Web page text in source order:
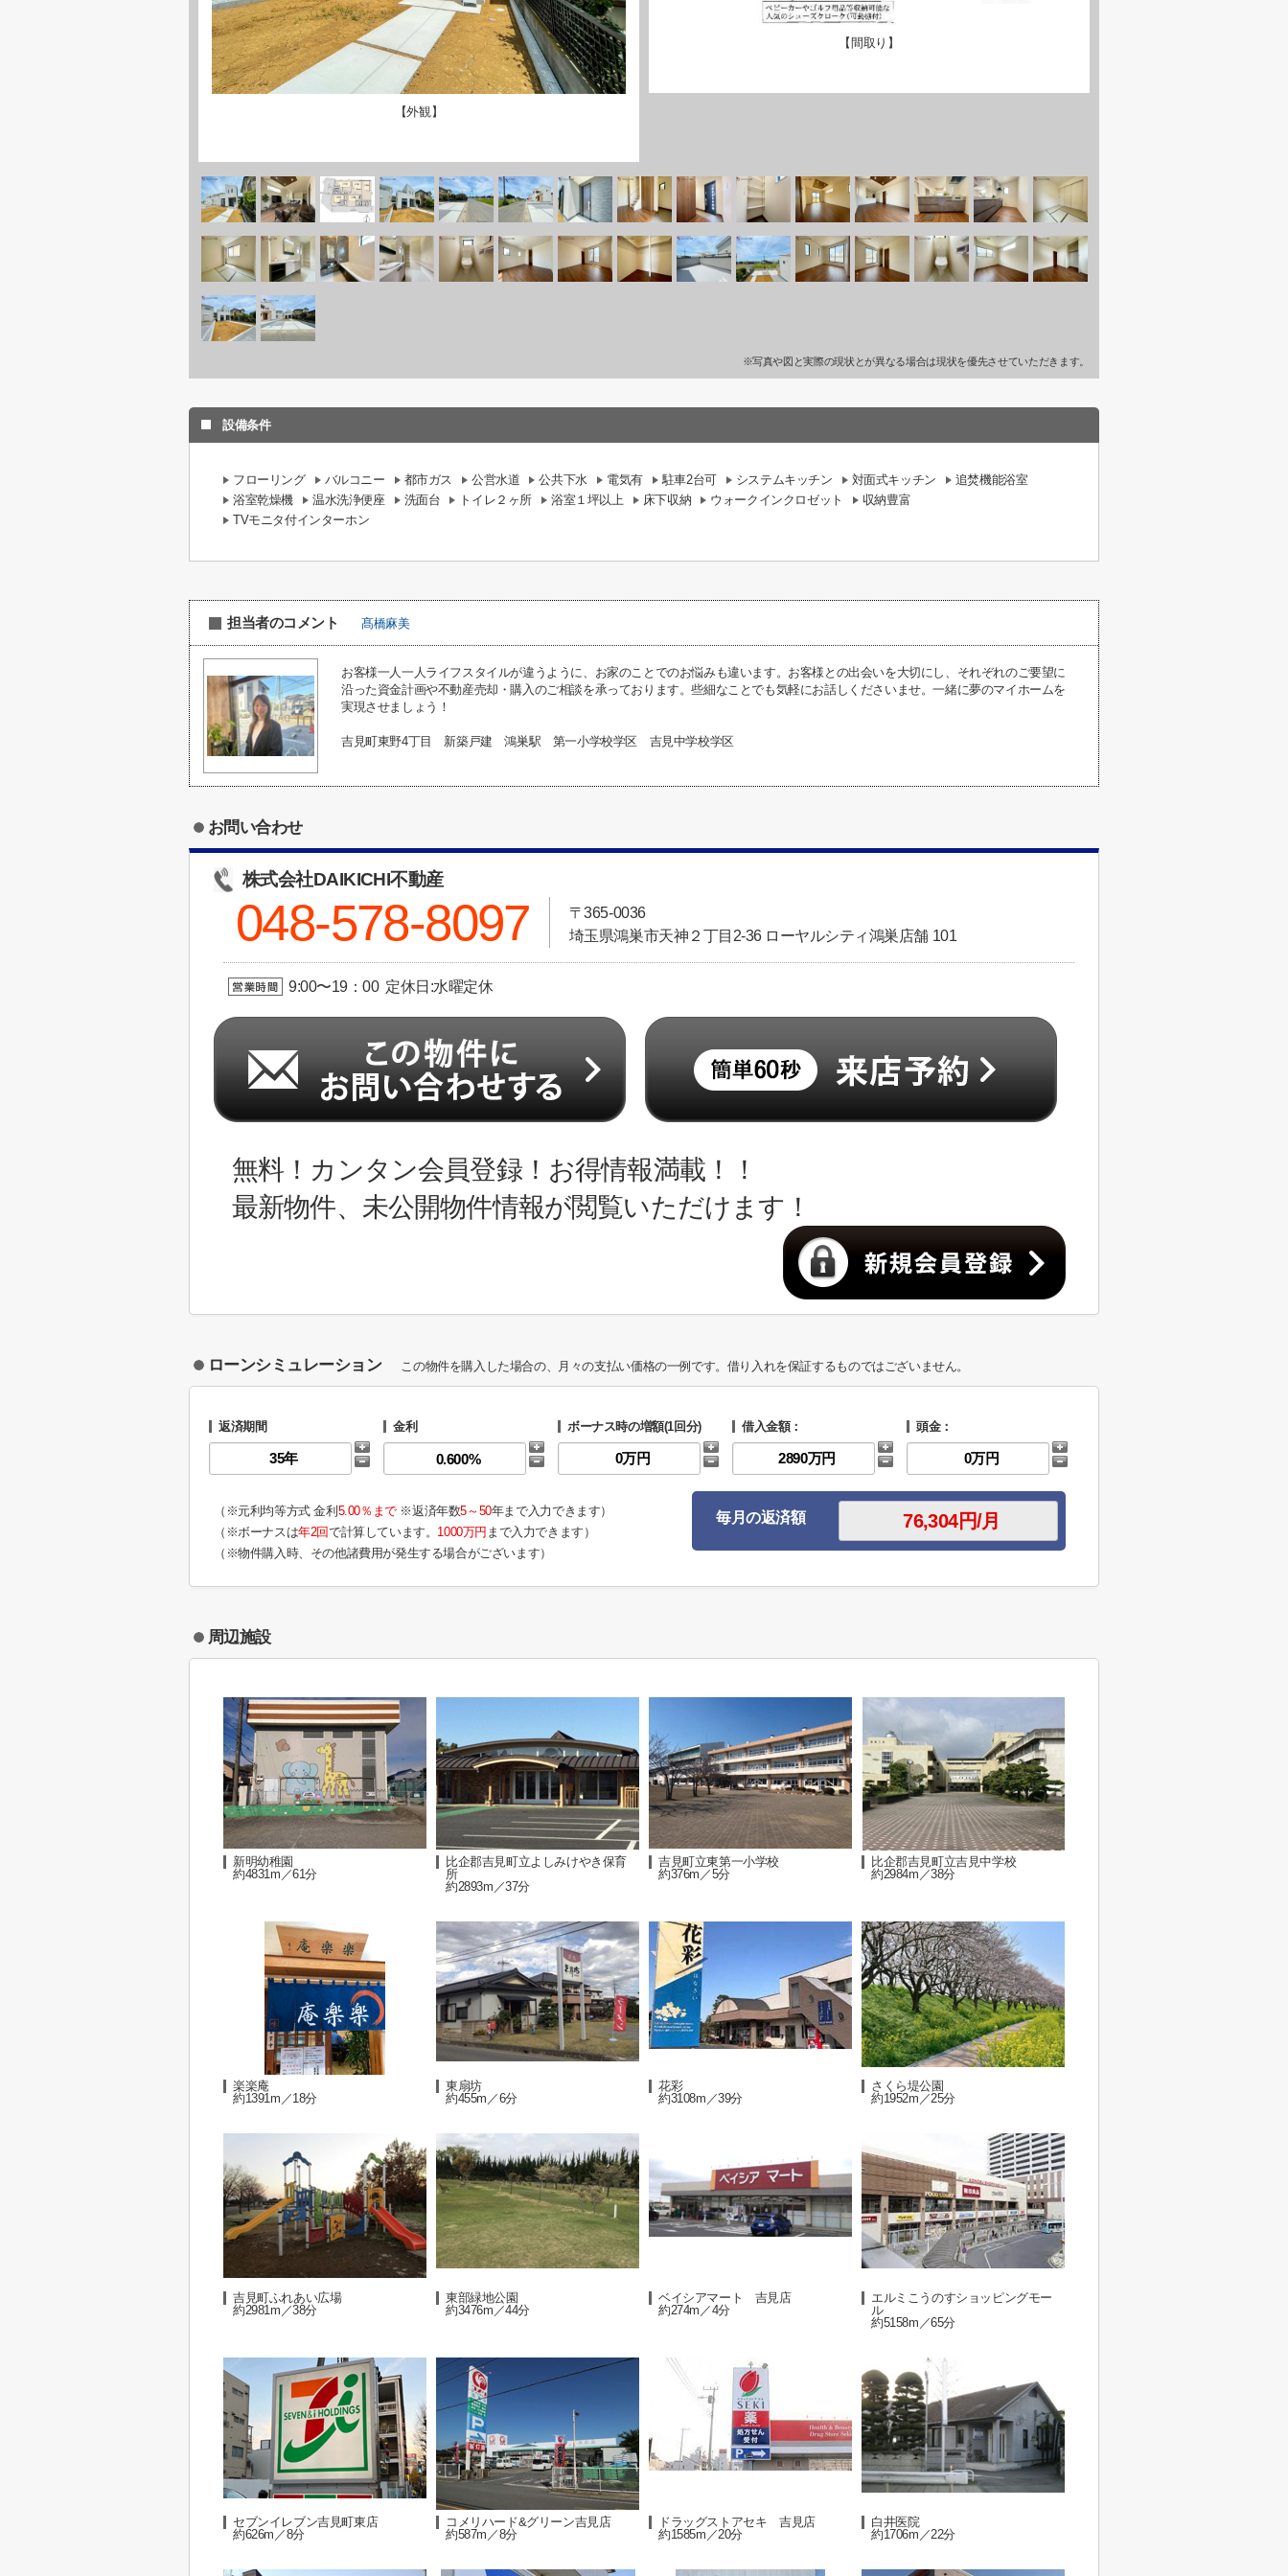
【外観】
【間取り】
※写真や図と実際の現状とが異なる場合は現状を優先させていただきます。
設備条件
フローリング バルコニー 都市ガス 公営水道 公共下水 電気有 駐車2台可 システムキッチン 対面式キッチン
追焚機能浴室
浴室乾燥機
温水洗浄便座 洗面台 トイレ２ヶ所 浴室１坪以上 床下収納 ウォークインクロゼット
収納豊富
TVモニタ付インターホン
担当者のコメント 髙橋麻美
お客様一人一人ライフスタイルが違うように、お家のことでのお悩みも違います。お客様との出会いを大切にし、それぞれのご要望に
沿った資金計画や不動産売却・購入のご相談を承っております。些細なことでも気軽にお話しくださいませ。一緒に夢のマイホームを
実現させましょう！
吉見町東野4丁目 新築戸建 鴻巣駅 第一小学校学区 吉見中学校学区
お問い合わせ
株式会社DAIKICHI不動産
048-578-8097
〒365-0036
埼玉県鴻巣市天神２丁目2-36 ローヤルシティ鴻巣店舗 101
9:00〜19：00 定休日:水曜定休
無料！カンタン会員登録！お得情報満載！！
最新物件、未公開物件情報が閲覧いただけます！
ローンシミュレーション この物件を購入した場合の、月々の支払い価格の一例です。借り入れを保証するものではございません。
返済期間 金利 ボーナス時の増額(1回分) 借入金額： 頭金：
（※元利均等方式 金利 5.00％まで※返済年数5～50年まで入力できます）
（※ボーナスは年2回で計算しています。 1000万円 まで入力できます）
（※物件購入時、その他諸費用が発生する場合がございます）
毎月の返済額
周辺施設
新明幼稚園
約4831m／61分
比企郡吉見町立よしみけやき保育
所
約2893m／37分
吉見町立東第一小学校
約376m／5分
比企郡吉見町立吉見中学校
約2984m／38分
楽楽庵
約1391m／18分
東扇坊
約455m／6分
花彩
約3108m／39分
さくら堤公園
約1952m／25分
吉見町ふれあい広場
約2981m／38分
東部緑地公園
約3476m／44分
ベイシアマート 吉見店
約274m／4分
エルミこうのすショッピングモー
ル
約5158m／65分
セブンイレブン吉見町東店
約626m／8分
コメリハード&グリーン吉見店
約587m／8分
ドラッグストアセキ 吉見店
約1585m／20分
白井医院
約1706m／22分